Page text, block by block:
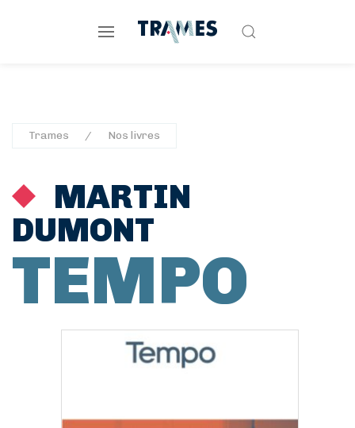
Trames Nos livres
MARTIN
DUMONT
TEMPO